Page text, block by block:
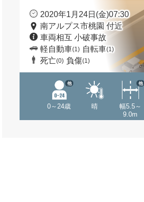
2020年1月24日(金)07:30
南アルプス市桃園 付近
車両相互 小破事故
軽自動車(1) 自転車(1)
死亡(0) 負傷(1)
0～24歳
他
晴
幅5.5～
9.0m
他